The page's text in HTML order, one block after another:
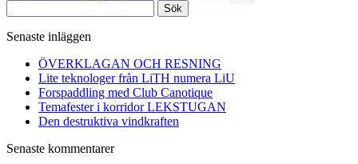
efter:
Senaste inläggen
ÖVERKLAGAN OCH RESNING
Lite teknologer från LiTH numera LiU
Forspaddling med Club Canotique
Temafester i korridor LEKSTUGAN
Den destruktiva vindkraften
Senaste kommentarer